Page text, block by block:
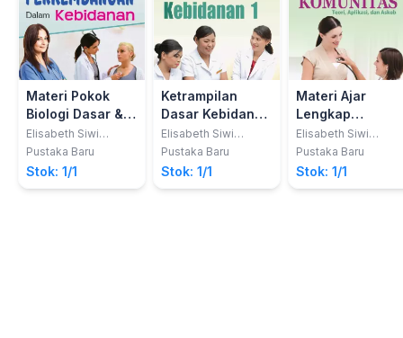
Materi Pokok
Biologi Dasar &
Perkembangan
Dalam Kebidanan
Elisabeth Siwi
Walyani, Amd. Keb.;
Purwoastuti, S. Pd,
APP.
Pustaka Baru
Stok: 1/1
Ketrampilan
Dasar Kebidanan
1
Elisabeth Siwi
Walyani, Amd. Keb.;
Purwoastuti, S. Pd,
APP.
Pustaka Baru
Stok: 1/1
Materi Ajar
Lengkap
Kebidanan
Komunitas
Elisabeth Siwi
Walyani, Amd. Keb.;
Purwoastuti, S. Pd,
APP.
Pustaka Baru
Stok: 1/1